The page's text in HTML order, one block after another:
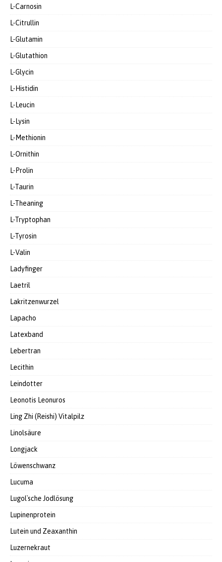
L-Carnosin
L-Citrullin
L-Glutamin
L-Glutathion
L-Glycin
L-Histidin
L-Leucin
L-Lysin
L-Methionin
L-Ornithin
L-Prolin
L-Taurin
L-Theaning
L-Tryptophan
L-Tyrosin
L-Valin
Ladyfinger
Laetril
Lakritzenwurzel
Lapacho
Latexband
Lebertran
Lecithin
Leindotter
Leonotis Leonuros
Ling Zhi (Reishi) Vitalpilz
Linolsäure
Longjack
Löwenschwanz
Lucuma
Lugol`sche Jodlösung
Lupinenprotein
Lutein und Zeaxanthin
Luzernekraut